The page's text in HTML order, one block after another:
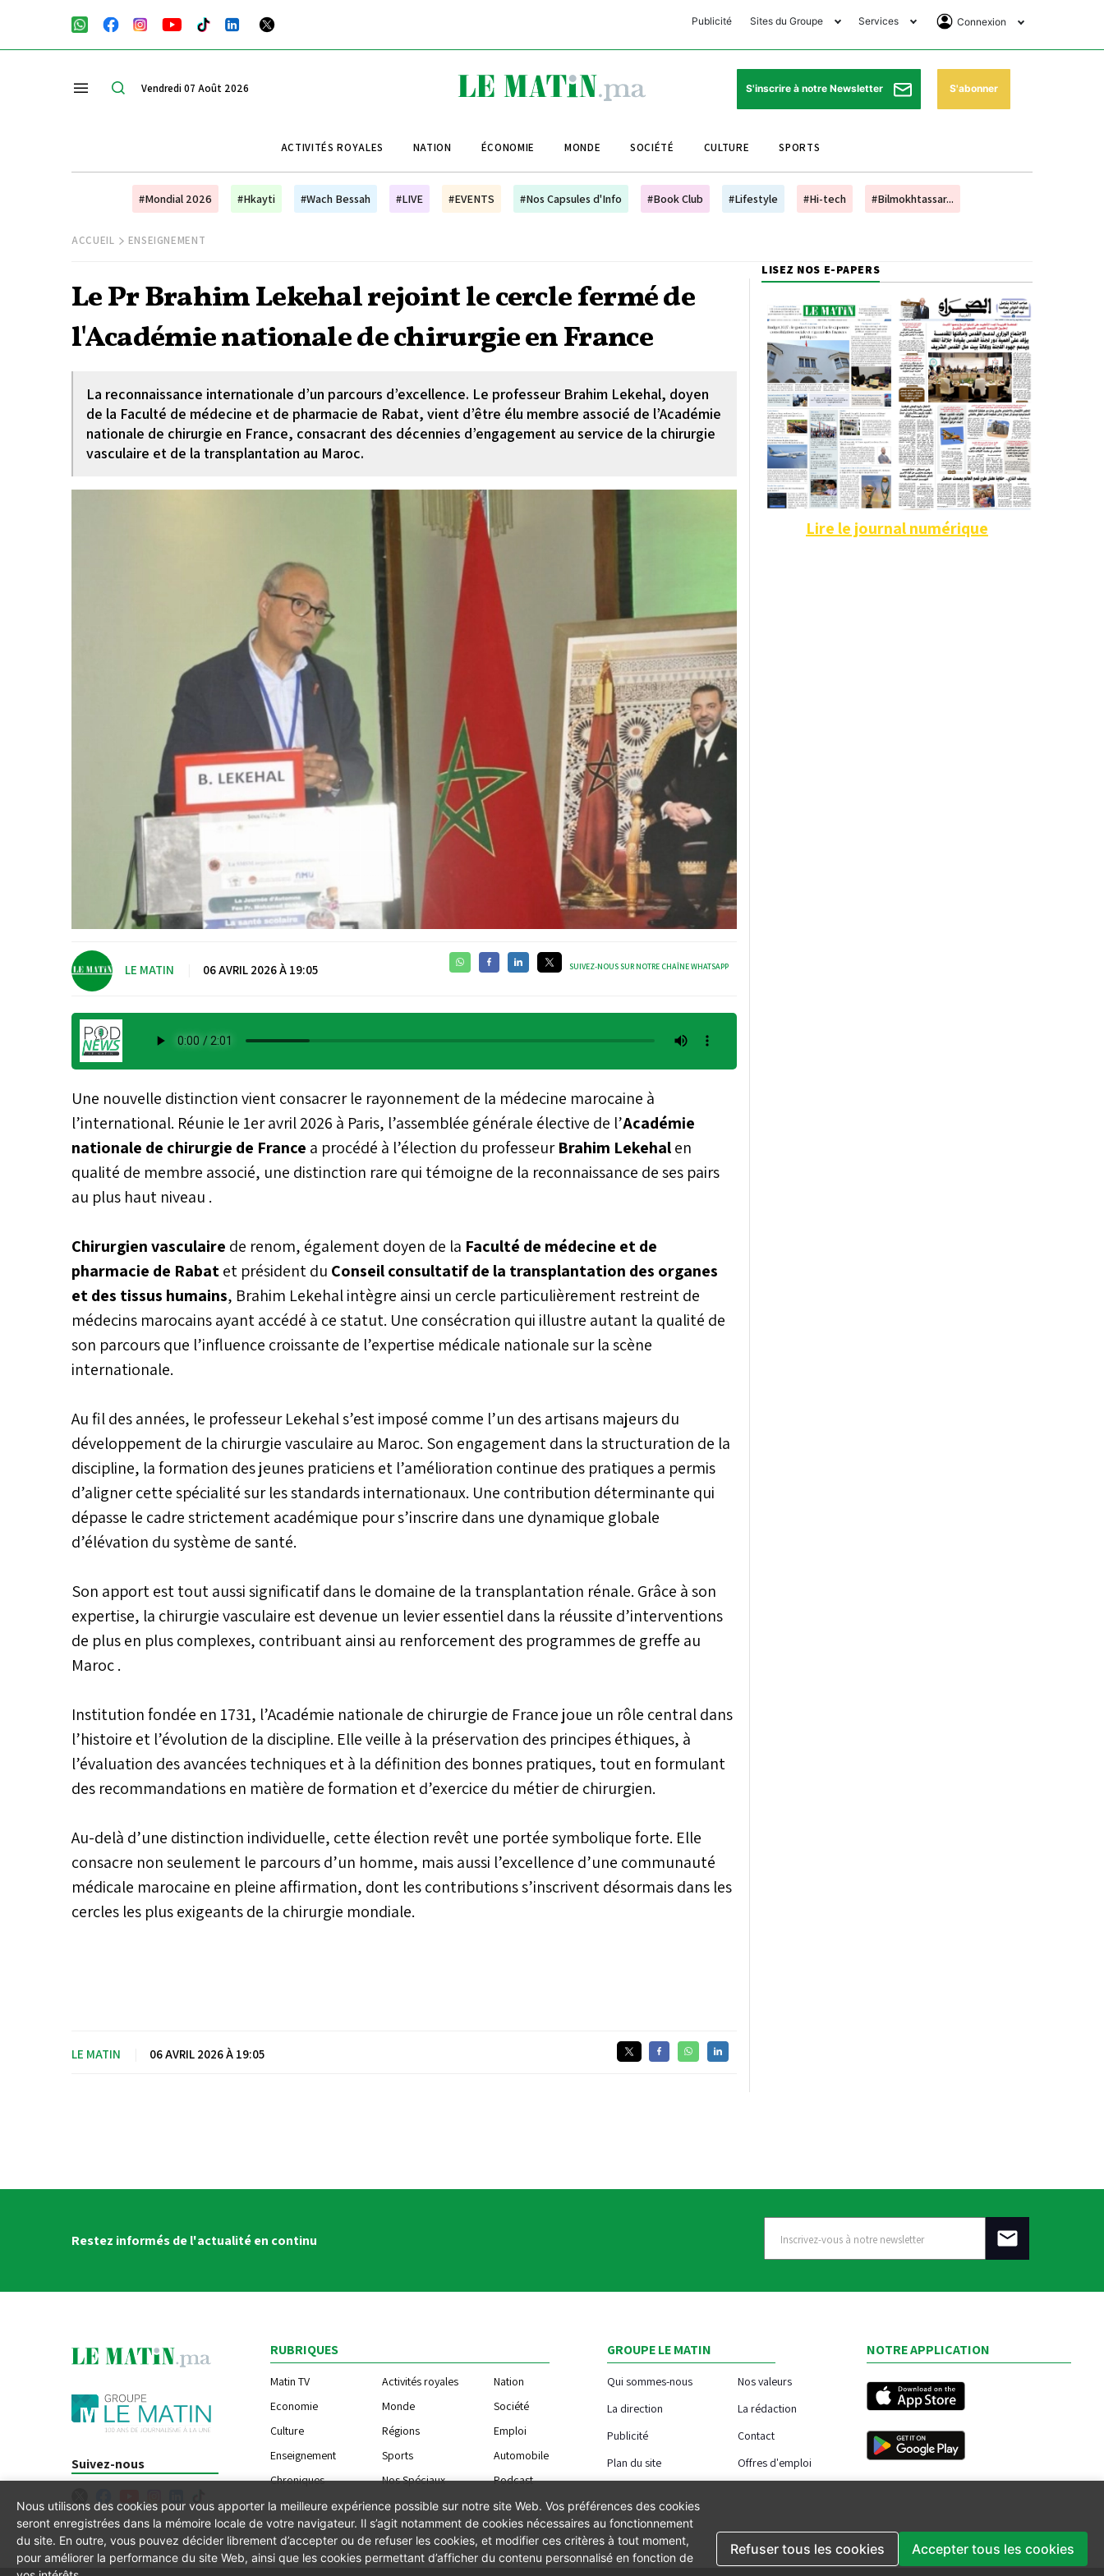
Publicité Sites du Groupe
Club Avantages
Le Matin Sports
Le Matin Store
Le Matin Annonces
Morocco Today Forum
Bookclub
Services
Horaires de prières
Pharmacies de garde
Programme TV
Cinéma
Connexion
Se Connecter
Abonnement
Vendredi 07 Août 2026 S'inscrire à notre Newsletter S'abonner
ACTIVITÉS ROYALES NATION ÉCONOMIE MONDE SOCIÉTÉ CULTURE SPORTS
#Mondial 2026 #Hkayti #Wach Bessah #LIVE #EVENTS #Nos Capsules d'Info #Book Club #Lifestyle #Hi-tech #Bilmokhtassar...
ACCUEIL ENSEIGNEMENT
Le Pr Brahim Lekehal rejoint le cercle fermé de
l'Académie nationale de chirurgie en France
La reconnaissance internationale d’un parcours d’excellence. Le professeur Brahim Lekehal, doyen
de la Faculté de médecine et de pharmacie de Rabat, vient d’être élu membre associé de l’Académie
nationale de chirurgie en France, consacrant des décennies d’engagement au service de la chirurgie
vasculaire et de la transplantation au Maroc.
LE MATIN 06 AVRIL 2026 À 19:05 SUIVEZ-NOUS SUR NOTRE CHAÎNE WHATSAPP
Une nouvelle distinction vient consacrer le rayonnement de la médecine marocaine à
l’international. Réunie le 1er avril 2026 à Paris, l’assemblée générale élective de l’Académie
nationale de chirurgie de France a procédé à l’élection du professeurBrahim Lekehalen
qualité de membre associé, une distinction rare qui témoigne de la reconnaissance de ses pairs
au plus haut niveau .
Chirurgien vasculaire de renom, également doyen de la Faculté de médecine et de
pharmacie de Rabatet président du Conseil consultatif de la transplantation des organes
et des tissus humains, Brahim Lekehal intègre ainsi un cercle particulièrement restreint de
médecins marocains ayant accédé à ce statut. Une consécration qui illustre autant la qualité de
son parcours que l’influence croissante de l’expertise médicale nationale sur la scène
internationale.
Au fil des années, le professeur Lekehal s’est imposé comme l’un des artisans majeurs du
développement de la chirurgie vasculaire au Maroc. Son engagement dans la structuration de la
discipline, la formation des jeunes praticiens et l’amélioration continue des pratiques a permis
d’aligner cette spécialité sur les standards internationaux. Une contribution déterminante qui
dépasse le cadre strictement académique pour s’inscrire dans une dynamique globale
d’élévation du système de santé.
Son apport est tout aussi significatif dans le domaine de la transplantation rénale. Grâce à son
expertise, la chirurgie vasculaire est devenue un levier essentiel dans la réussite d’interventions
de plus en plus complexes, contribuant ainsi au renforcement des programmes de greffe au
Maroc .
Institution fondée en 1731, l’Académie nationale de chirurgie de France joue un rôle central dans
l’histoire et l’évolution de la discipline. Elle veille à la préservation des principes éthiques, à
l’évaluation des avancées techniques et à la définition des bonnes pratiques, tout en formulant
des recommandations en matière de formation et d’exercice du métier de chirurgien.
Au-delà d’une distinction individuelle, cette élection revêt une portée symbolique forte. Elle
consacre non seulement le parcours d’un homme, mais aussi l’excellence d’une communauté
médicale marocaine en pleine affirmation, dont les contributions s’inscrivent désormais dans les
cercles les plus exigeants de la chirurgie mondiale.
LE MATIN 06 AVRIL 2026 À 19:05
LISEZ NOS E-PAPERS
Lire le journal numérique
Restez informés de l'actualité en continu
Suivez-nous
RUBRIQUES
Matin TV Activités royales
Nation
Economie
Monde
Société
Culture
Régions
Emploi
Enseignement
Sports
Automobile
Chroniques
Nos Spéciaux Podcast
GROUPE LE MATIN
Qui sommes-nous
Nos valeurs
La direction
La rédaction
Publicité
Contact
Plan du site
Offres d'emploi
NOTRE APPLICATION
Nous utilisons des cookies pour vous apporter la meilleure expérience possible sur notre site Web. Vos préférences des cookies
seront enregistrées dans la mémoire locale de votre navigateur. Il s’agit notamment de cookies nécessaires au fonctionnement
du site. En outre, vous pouvez décider librement d’accepter ou de refuser les cookies, et modifier ces critères à tout moment,
pour améliorer la performance du site Web, ainsi que les cookies permettant d’afficher du contenu personnalisé en fonction de
Refuser tous les cookies Accepter tous les cookies